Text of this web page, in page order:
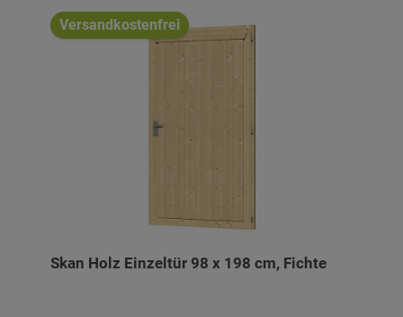
Versandkostenfrei
Skan Holz Einzeltür 98 x 198 cm, Fichte